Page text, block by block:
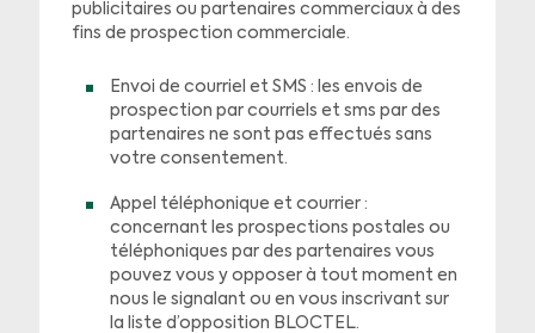
publicitaires ou partenaires commerciaux à des
fins de prospection commerciale.
Envoi de courriel et SMS : les envois de
prospection par courriels et sms par des
partenaires ne sont pas effectués sans
votre consentement.
Appel téléphonique et courrier :
concernant les prospections postales ou
téléphoniques par des partenaires vous
pouvez vous y opposer à tout moment en
nous le signalant ou en vous inscrivant sur
la liste d’opposition BLOCTEL.